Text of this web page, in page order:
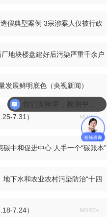
假典型案例 3宗涉案人仅被行政
地块楼盘建好后污染严重千余户
发展鲜明底色（央视新闻）
7.31） MORE+
中和促进中心 人手一个“碳账本”
下水和农业农村污染防治“十四
7.24） MORE+
你们实验室，检测中心在哪里